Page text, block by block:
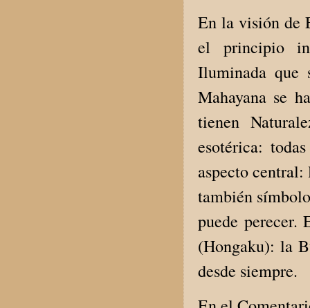
En la visión de
el principio
Iluminada que
Mahayana se
tienen
esotérica:
aspecto
también
puede
(Hongaku): la
desde siempre.